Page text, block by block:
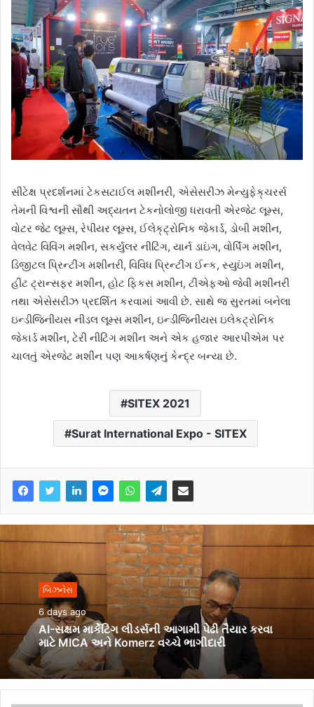
સીટેક્ષ પ્રદર્શનમાં ટેકસટાઈલ મશીનરી, એસેસરીઝ મેન્યુફેક્‌ચરર્સ
તેમની વિશ્વની સૌથી અદ્યતન ટેકનોલોજી ધરાવતી એરજેટ લૂમ્સ,
વોટર જેટ લૂમ્સ, રેપીયર લૂમ્સ, ઈલેક્‌ટ્રોનિક જેકાર્ડ, ડોબી મશીન,
વેલવેટ વિવિંગ મશીન, સકર્યુલર નીટિંગ, યાર્ન ડાઇંગ, વોર્પિંગ મશીન,
ડિજીટલ પ્રિન્ટીંગ મશીનરી, વિવિધ પ્રિન્ટીંગ ઈન્ક, સ્યુઇંગ મશીન,
હીટ ટ્રાન્સફર મશીન, હોટ ફિકસ મશીન, ટીએફઓ જેવી મશીનરી
તથા એસેસરીઝ પ્રદર્શિત કરવામાં આવી છે. સાથે જ સુરતમાં બનેલા
ઇન્ડીજિનીયસ નીડલ લૂમ્સ મશીન, ઇન્ડીજિનીયસ ઇલેકટ્રોનિક
જેકાર્ડ મશીન, ટેરી નીટિંગ મશીન અને એક હજાર આરપીએમ પર
ચાલતું એરજેટ મશીન પણ આકર્ષણનું કેન્દ્ર બન્યા છે.
SITEX 2021
Surat International Expo - SITEX
બિઝનેસ
6 days ago
AI-સક્ષમ માર્કેટિંગ લીડર્સની આગામી પેઢી તૈયાર કરવા
માટે MICA અને Komerz વચ્ચે ભાગીદારી